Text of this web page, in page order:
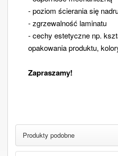
- poziom ścierania się
- zgrzewalność laminatu
- cechy estetyczne np.
opakowania produktu,
Zapraszamy!
Produkty podobne